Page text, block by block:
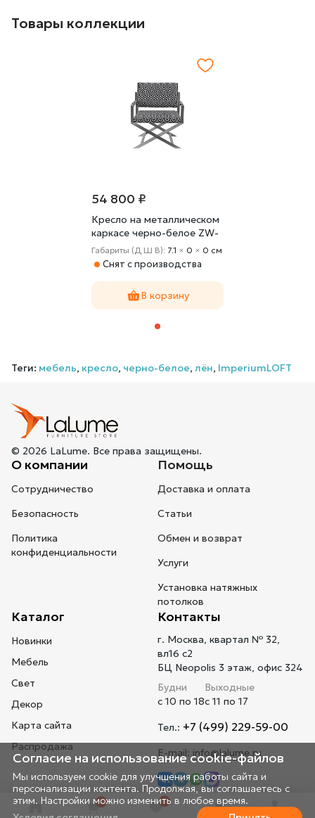
0 0
Товары коллекции
54 800 ₽
Кресло на металлическом
каркасе черно-белое ZW-
661 от ImperiumLOFT
Габариты (Д Ш В): 7.1 × 0 × 0 cм
Снят с производства
В корзину
Теги: мебель, кресло, черно-белое, лён, ImperiumLOFT
© 2026 LaLume. Все права защищены.
О компании
Сотрудничество
Безопасность
Политика
конфиденциальности
Помощь
Доставка и оплата
Статьи
Обмен и возврат
Услуги
Установка натяжных
потолков
Каталог
Новинки
Мебель
Свет
Декор
Карта сайта
Распродажа
Контакты
г. Москва, квартал № 32,
вл16 с2
БЦ Neopolis 3 этаж, офис 324
Будни
с 10 по 18
Выходные
с 11 по 17
Тел.: +7 (499) 229-59-00
E-mail: info@lalume.ru
Согласие на использование cookie-файлов
Мы используем cookie для улучшения работы сайта и
персонализации контента. Продолжая, вы соглашаетесь с
этим. Настройки можно изменить в любое время.